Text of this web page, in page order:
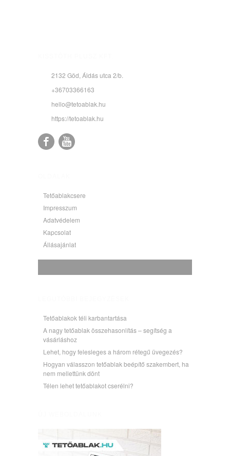
2132 Göd, Áldás utca 2/b.
+36703366163
hello@tetoablak.hu
https://tetoablak.hu
Tetőablakcsere
Impresszum
Adatvédelem
Kapcsolat
Állásajánlat
Tetőablakok téli karbantartása
A nagy tetőablak összehasonlítás – segítség a
vásárláshoz
Lehet, hogy felesleges a három rétegű üvegezés?
Hogyan válasszon tetőablak beépítő szakembert, ha
nem mellettünk dönt
Télen lehet tetőablakot cserélni?